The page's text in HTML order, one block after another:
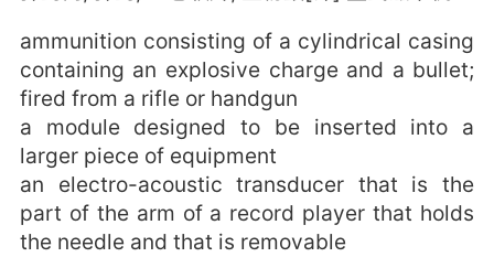
ammunition consisting of a cylindrical casing
containing an explosive charge and a bullet;
fired from a rifle or handgun
a module designed to be inserted into a
larger piece of equipment
an electro-acoustic transducer that is the
part of the arm of a record player that holds
the needle and that is removable